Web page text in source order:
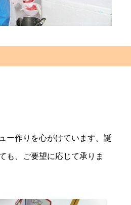
ー作りを心がけています。誕
も、ご要望に応じて承りま